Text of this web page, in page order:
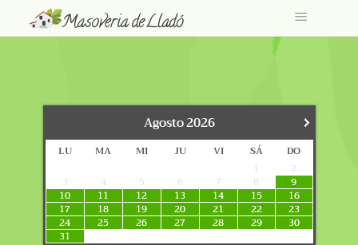
›
Agosto2026
LU MA MI JU VI SÁ
DO
1
2
3
4 5 6 7 8
9
10
11 12 13 14 15
16
17
18 19 20 21 22
23
24
25 26 27 28 29
30
31